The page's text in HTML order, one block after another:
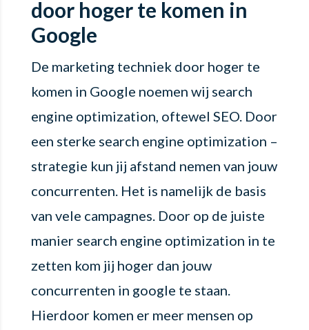
door hoger te komen in
Google
De marketing techniek door hoger te
komen in Google noemen wij search
engine optimization, oftewel SEO. Door
een sterke search engine optimization –
strategie kun jij afstand nemen van jouw
concurrenten. Het is namelijk de basis
van vele campagnes. Door op de juiste
manier search engine optimization in te
zetten kom jij hoger dan jouw
concurrenten in google te staan.
Hierdoor komen er meer mensen op